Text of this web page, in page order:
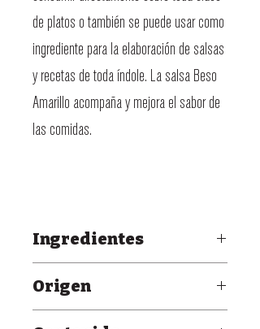
de platos o también se puede usar como
ingrediente para la elaboración de salsas
y recetas de toda índole. La salsa Beso
Amarillo acompaña y mejora el sabor de
las comidas.
Ingredientes
Chiles (pimientos), vinagre, aceite
vegetal, sal, azúcar, salsa de soya
(granos de soya y trigo), especias
Origen